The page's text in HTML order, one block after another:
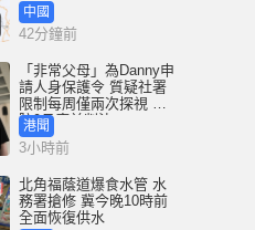
中國
42分鐘前
「非常父母」為Danny申
請人身保護令 質疑社署
限制每周僅兩次探視 高
院9月底前判決
港聞
3小時前
北角福蔭道爆食水管 水
務署搶修 冀今晚10時前
全面恢復供水